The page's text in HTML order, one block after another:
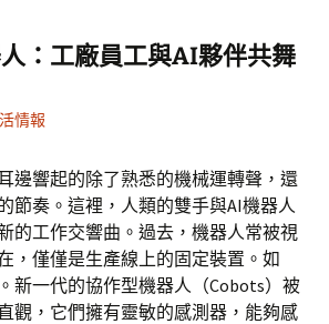
鍵
字:
：工廠員工與AI夥伴共舞
情報
邊響起的除了熟悉的機械運轉聲，還
節奏。這裡，人類的雙手與AI機器人
的工作交響曲。過去，機器人常被視
，僅僅是生產線上的固定裝置。如
新一代的協作型機器人（Cobots）被
觀，它們擁有靈敏的感測器，能夠感